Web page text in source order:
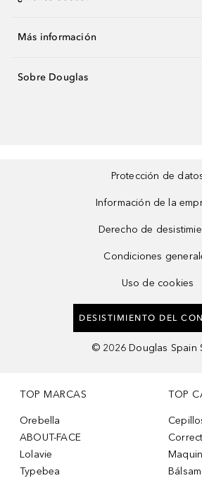
Más información
Sobre Douglas
Protección de
Información de la
Derecho de
Condiciones
Uso de cookies
DESISTIMIENTO DEL
© 2026 Douglas Spain
TOP MARCAS
Orebella
ABOUT-FACE
Lolavie
Typebea
TOP